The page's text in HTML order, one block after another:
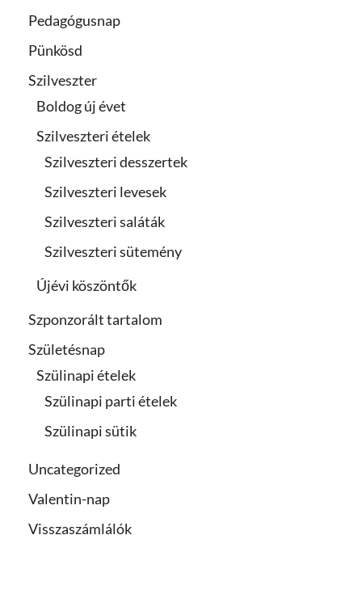
Pedagógusnap
Pünkösd
Szilveszter
Boldog új évet
Szilveszteri ételek
Szilveszteri desszertek
Szilveszteri levesek
Szilveszteri saláták
Szilveszteri sütemény
Újévi köszöntők
Szponzorált tartalom
Születésnap
Szülinapi ételek
Szülinapi parti ételek
Szülinapi sütik
Uncategorized
Valentin-nap
Visszaszámlálók